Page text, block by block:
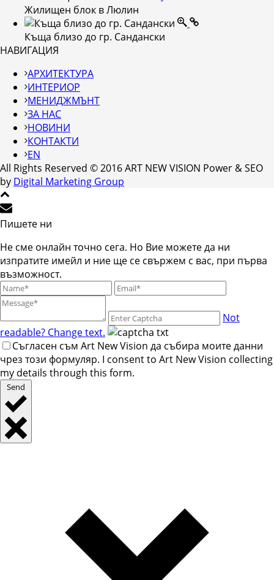
Жилищен блок в Люлин
Къща близо до гр. Сандански
НАВИГАЦИЯ
АРХИТЕКТУРА
ИНТЕРИОР
МЕНИДЖМЪНТ
ЗА НАС
НОВИНИ
КОНТАКТИ
EN
All Rights Reserved © 2016 ART NEW VISION Power & SEO
by Digital Marketing Group
Пишете ни
Не сме онлайн точно сега. Но Вие можете да ни
изпратите имейл и ние ще се свържем с вас, при първа
възможност.
Not
readable? Change text.
Съгласен съм Art New Vision да събира моите данни
чрез този формуляр. I consent to Art New Vision collecting
my details through this form.
Send